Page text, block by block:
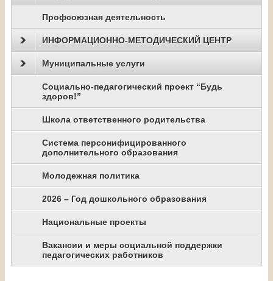
Профсоюзная деятельность
ИНФОРМАЦИОННО-МЕТОДИЧЕСКИЙ ЦЕНТР
Муниципальные услуги
Социально-педагогический проект “Будь
здоров!”
Школа ответственного родительства
Система персонифицированного
дополнительного образования
Молодежная политика
2026 – Год дошкольного образования
Национальные проекты
Вакансии и меры социальной поддержки
педагогических работников